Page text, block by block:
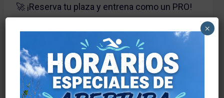
🚀 ¡Reserva tu plaza y entrena como un PRO!
×